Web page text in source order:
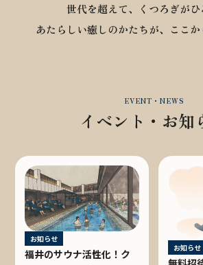
世代を超えて、くつろぎがひ
あたらしい癒しのかたちが、ここか
EVENT・NEWS
イベント・お知
お知らせ
福井のサウナ活性化！ク
お知らせ